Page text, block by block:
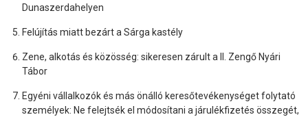
Dunaszerdahelyen
Felújítás miatt bezárt a Sárga kastély
Zene, alkotás és közösség: sikeresen zárult a II. Zengő Nyári
Tábor
Egyéni vállalkozók és más önálló keresőtevékenységet folytató
személyek: Ne felejtsék el módosítani a járulékfizetés összegét,